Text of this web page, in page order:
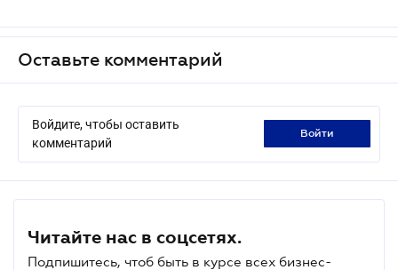
Оставьте комментарий
Войдите, чтобы оставить
комментарий
войти
Читайте нас в соцсетях.
Подпишитесь, чтоб быть в курсе всех бизнес-